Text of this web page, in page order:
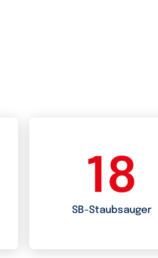
18
SB-Staubsauger